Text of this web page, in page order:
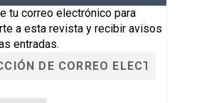
tu correo electrónico para
a esta revista y recibir avisos
entradas.